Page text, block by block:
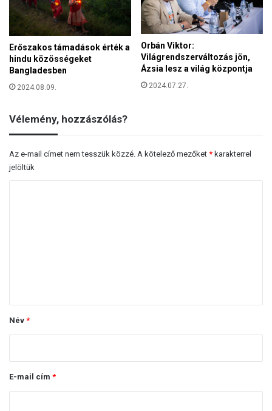
a
r
ó
á
Erőszakos támadások érték a
hindu közösségeket
Bangladesben
2024.08.09.
Orbán Viktor:
Világrendszerváltozás jön,
Ázsia lesz a világ központja
2024.07.27.
Vélemény, hozzászólás?
Az e-mail címet nem tesszük közzé. A kötelező mezőket * karakterrel
jelöltük
ó
l
*
Név *
E-mail cím *